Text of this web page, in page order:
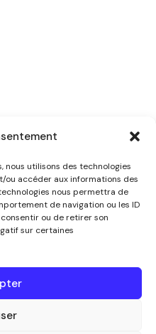
nous utilisons des technologies
ou accéder aux informations des
nous permettra de
de navigation ou les ID
ou de retirer son
sur certaines
international